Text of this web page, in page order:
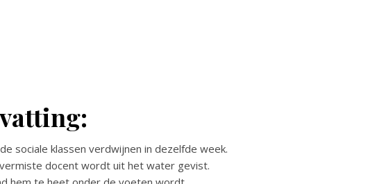
sociale klassen verdwijnen in dezelfde week.
docent wordt uit het water gevist.